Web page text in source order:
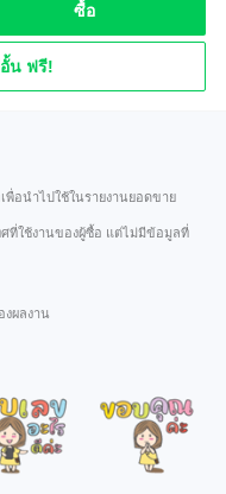
ซื้อ
น ฟรี!
พื่อนำไปใช้ในรายงานยอดขาย
ที่ใช้งานของผู้ซื้อ แต่ไม่มีข้อมูลที่
งผลงาน